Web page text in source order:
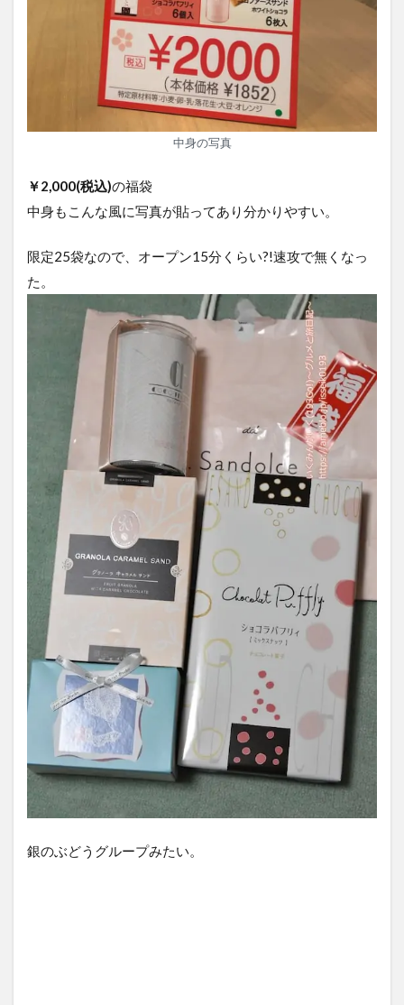
中身の写真
￥2,000(税込)の福袋
中身もこんな風に写真が貼ってあり分かりやすい。
限定25袋なので、オープン15分くらい?!速攻で無くなっ
た。
銀のぶどうグループみたい。